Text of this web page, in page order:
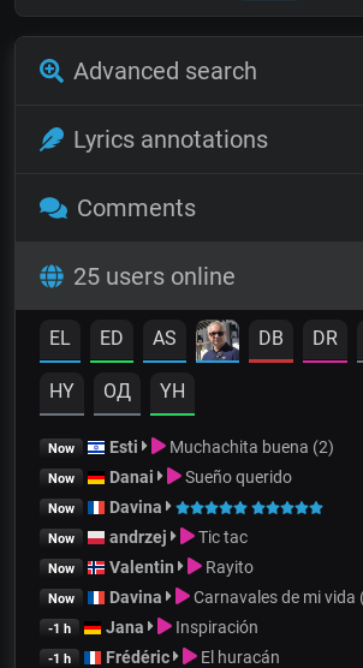
Advanced search
Lyrics annotations
Comments
25 users online
EL ED AS DB DR
HY OД YH
Now Esti Muchachita buena (2)
Now Danai Sueño querido
Now Davina
Now andrzej Tic tac
Now Valentin Rayito
Now Davina Carnavales de mi
-1 h Jana Inspiración
-1 h Frédéric El huracán